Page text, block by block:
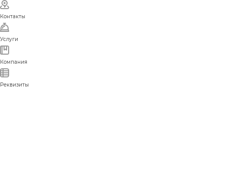
Контакты
Услуги
Компания
Реквизиты